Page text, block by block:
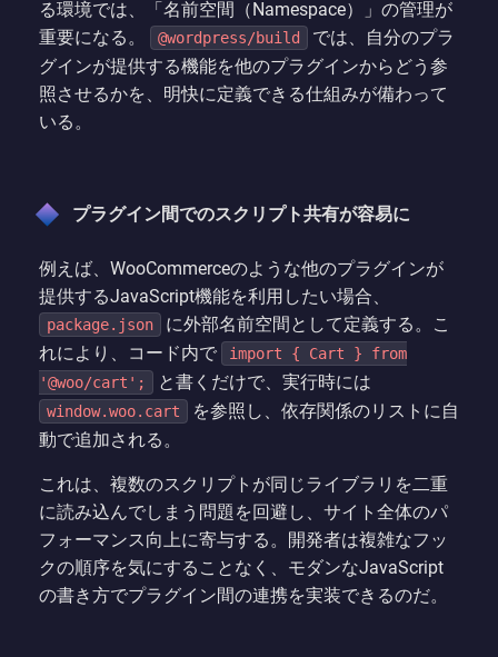
る環境では、「名前空間（Namespace）」の管理が
重要になる。
@wordpress/build
では、自分のプラ
グインが提供する機能を他のプラグインからどう参
照させるかを、明快に定義できる仕組みが備わって
いる。
プラグイン間でのスクリプト共有が容易に
例えば、WooCommerceのような他のプラグインが
提供するJavaScript機能を利用したい場合、
package.json
に外部名前空間として定義する。こ
れにより、コード内で
import { Cart } from
'@woo/cart';
と書くだけで、実行時には
window.woo.cart
を参照し、依存関係のリストに自
動で追加される。
これは、複数のスクリプトが同じライブラリを二重
に読み込んでしまう問題を回避し、サイト全体のパ
フォーマンス向上に寄与する。開発者は複雑なフッ
クの順序を気にすることなく、モダンなJavaScript
の書き方でプラグイン間の連携を実装できるのだ。